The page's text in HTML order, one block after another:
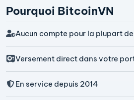
Pourquoi BitcoinVN
Aucun compte pour la plupart
Versement direct dans votre
En service depuis 2014